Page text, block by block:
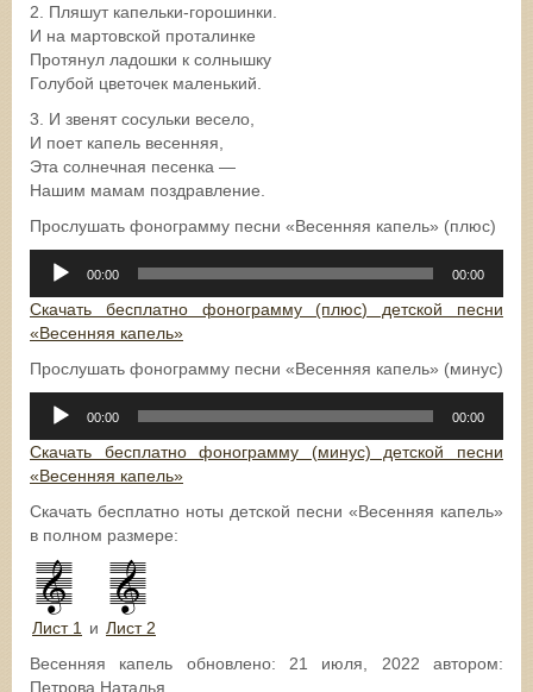
2. Пляшут капельки-горошинки.
И на мартовской проталинке
Протянул ладошки к солнышку
Голубой цветочек маленький.
3. И звенят сосульки весело,
И поет капель весенняя,
Эта солнечная песенка —
Нашим мамам поздравление.
Прослушать фонограмму песни «Весенняя капель» (плюс)
Аудиоплеер
00:00 00:00
Скачать бесплатно фонограмму (плюс) детской песни
«Весенняя капель»
Прослушать фонограмму песни «Весенняя капель» (минус)
Аудиоплеер
00:00 00:00
Скачать бесплатно фонограмму (минус) детской песни
«Весенняя капель»
Скачать бесплатно ноты детской песни «Весенняя капель»
в полном размере:
Лист 1 и Лист 2
Весенняя капель обновлено: 21 июля, 2022 автором:
Петрова Наталья